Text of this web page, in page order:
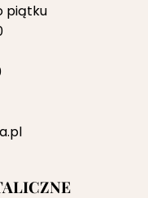
piątku